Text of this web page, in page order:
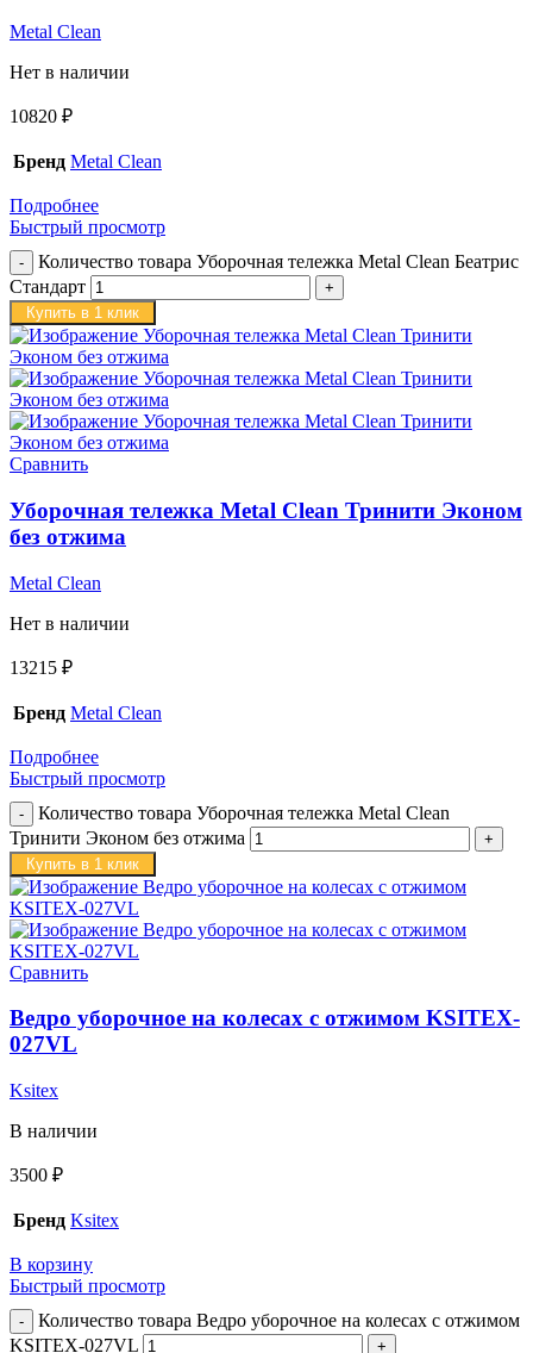
Metal Clean
Нет в наличии
10820 ₽
Бренд Metal Clean
Подробнее
Быстрый просмотр
Количество товара Уборочная тележка Metal Clean Беатрис
Стандарт
Купить в 1 клик
Сравнить
Уборочная тележка Metal Clean Тринити Эконом
без отжима
Metal Clean
Нет в наличии
13215 ₽
Бренд Metal Clean
Подробнее
Быстрый просмотр
Количество товара Уборочная тележка Metal Clean
Тринити Эконом без отжима
Купить в 1 клик
Сравнить
Ведро уборочное на колесах с отжимом KSITEX-
027VL
Ksitex
В наличии
3500 ₽
Бренд Ksitex
В корзину
Быстрый просмотр
Количество товара Ведро уборочное на колесах с отжимом
KSITEX-027VL